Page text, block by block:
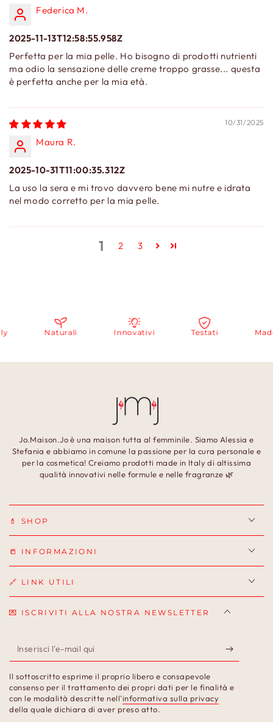
Federica M.
2025-11-13T12:58:55.958Z
Perfetta per la mia pelle. Ho bisogno di prodotti nutrienti
ma odio la sensazione delle creme troppo grasse... questa
è perfetta anche per la mia età.
10/31/2025
Maura R.
2025-10-31T11:00:35.312Z
La uso la sera e mi trovo davvero bene mi nutre e idrata
nel modo corretto per la mia pelle.
1 2 3
Naturali Innovativi Testati
Jo.Maison.Jo è una maison tutta al femminile. Siamo Alessia e
Stefania e abbiamo in comune la passione per la cura personale e
per la cosmetica! Creiamo prodotti made in Italy di altissima
qualità innovativi nelle formule e nelle fragranze 🌿
💄 SHOP
📒 INFORMAZIONI
🔗 LINK UTILI
💌 ISCRIVITI ALLA NOSTRA NEWSLETTER
Inserisci
l'e-
mail
qui
Il sottoscritto esprime il proprio libero e consapevole
consenso per il trattamento dei propri dati per le finalità e
con le modalità descritte nell'informativa sulla privacy
della quale dichiara di aver preso atto.